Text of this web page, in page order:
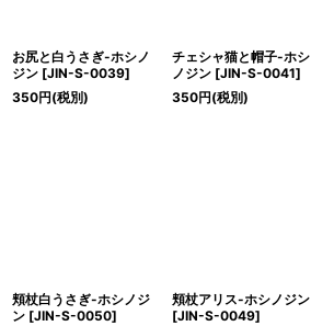
お尻と白うさぎ-ホシノ
ジン [JIN-S-0039]
350円(税別)
チェシャ猫と帽子-ホシ
ノジン [JIN-S-0041]
350円(税別)
頬杖白うさぎ-ホシノジ
ン [JIN-S-0050]
頬杖アリス-ホシノジン
[JIN-S-0049]